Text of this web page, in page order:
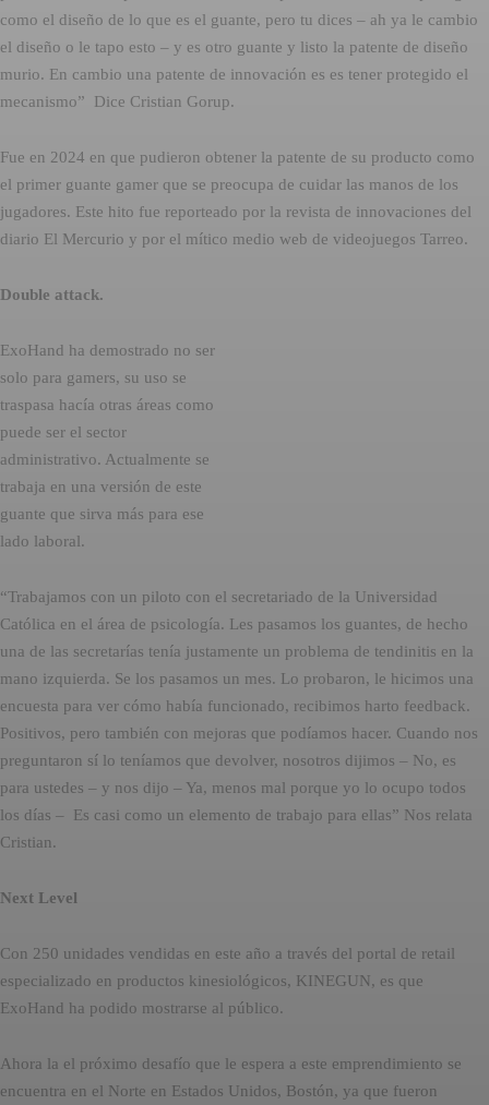
como el diseño de lo que es el guante, pero tu dices – ah ya le cambio
el diseño o le tapo esto – y es otro guante y listo la patente de diseño
murio. En cambio una patente de innovación es es tener protegido el
mecanismo” Dice Cristian Gorup.
Fue en 2024 en que pudieron obtener la patente de su producto como
el primer guante gamer que se preocupa de cuidar las manos de los
jugadores. Este hito fue reporteado por la revista de innovaciones del
diario El Mercurio y por el mítico medio web de videojuegos Tarreo.
Double attack.
ExoHand ha demostrado no ser
solo para gamers, su uso se
traspasa hacía otras áreas como
puede ser el sector
administrativo. Actualmente se
trabaja en una versión de este
guante que sirva más para ese
lado laboral.
“Trabajamos con un piloto con el secretariado de la Universidad
Católica en el área de psicología. Les pasamos los guantes, de hecho
una de las secretarías tenía justamente un problema de tendinitis en la
mano izquierda. Se los pasamos un mes. Lo probaron, le hicimos una
encuesta para ver cómo había funcionado, recibimos harto feedback.
Positivos, pero también con mejoras que podíamos hacer. Cuando nos
preguntaron sí lo teníamos que devolver, nosotros dijimos – No, es
para ustedes – y nos dijo – Ya, menos mal porque yo lo ocupo todos
los días – Es casi como un elemento de trabajo para ellas” Nos relata
Cristian.
Next Level
Con 250 unidades vendidas en este año a través del portal de retail
especializado en productos kinesiológicos, KINEGUN, es que
ExoHand ha podido mostrarse al público.
Ahora la el próximo desafío que le espera a este emprendimiento se
encuentra en el Norte en Estados Unidos, Bostón, ya que fueron